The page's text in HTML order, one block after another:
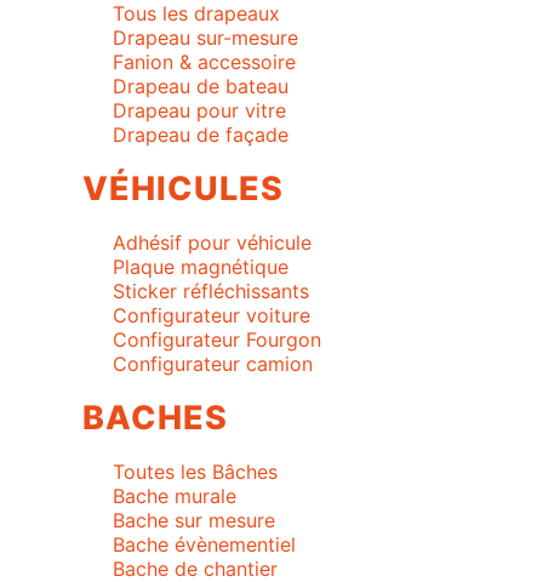
Tous les drapeaux
Drapeau sur-mesure
Fanion & accessoire
Drapeau de bateau
Drapeau pour vitre
Drapeau de façade
VÉHICULES
Adhésif pour véhicule
Plaque magnétique
Sticker réfléchissants
Configurateur voiture
Configurateur Fourgon
Configurateur camion
BACHES
Toutes les Bâches
Bache murale
Bache sur mesure
Bache évènementiel
Bache de chantier